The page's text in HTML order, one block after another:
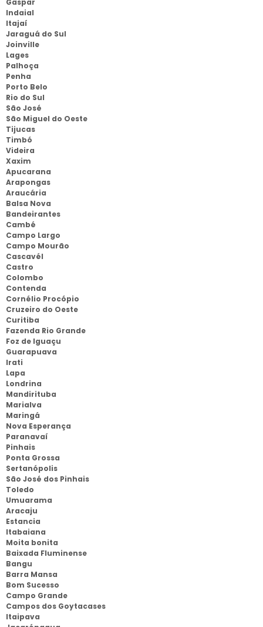
Gaspar
Indaial
Itajaí
Jaraguá do Sul
Joinville
Lages
Palhoça
Penha
Porto Belo
Rio do Sul
São José
São Miguel do Oeste
Tijucas
Timbó
Videira
Xaxim
Apucarana
Arapongas
Araucária
Balsa Nova
Bandeirantes
Cambé
Campo Largo
Campo Mourão
Cascavél
Castro
Colombo
Contenda
Cornélio Procópio
Cruzeiro do Oeste
Curitiba
Fazenda Rio Grande
Foz de Iguaçu
Guarapuava
Irati
Lapa
Londrina
Mandirituba
Marialva
Maringá
Nova Esperança
Paranavaí
Pinhais
Ponta Grossa
Sertanópolis
São José dos Pinhais
Toledo
Umuarama
Aracaju
Estancia
Itabaiana
Moita bonita
Baixada Fluminense
Bangu
Barra Mansa
Bom Sucesso
Campo Grande
Campos dos Goytacases
Itaipava